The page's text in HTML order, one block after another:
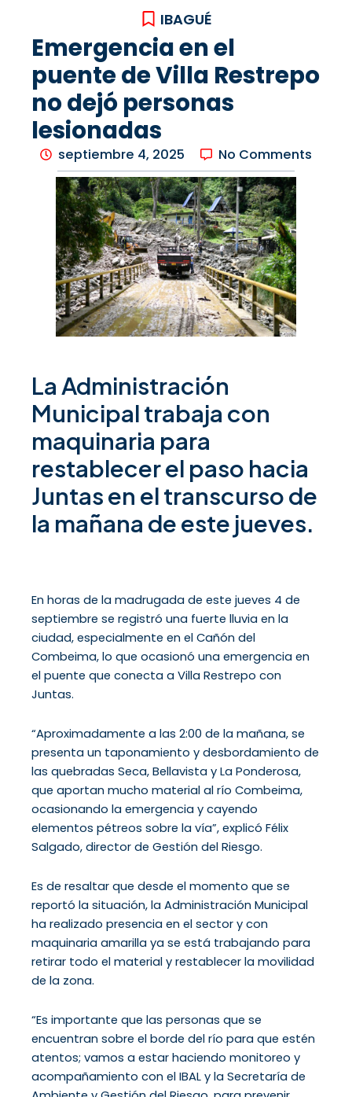
IBAGUÉ
Emergencia en el
puente de Villa Restrepo
no dejó personas
lesionadas
septiembre 4, 2025 No Comments
La Administración
Municipal trabaja con
maquinaria para
restablecer el paso hacia
Juntas en el transcurso de
la mañana de este jueves.
En horas de la madrugada de este jueves 4 de
septiembre se registró una fuerte lluvia en la
ciudad, especialmente en el Cañón del
Combeima, lo que ocasionó una emergencia en
el puente que conecta a Villa Restrepo con
Juntas.
“Aproximadamente a las 2:00 de la mañana, se
presenta un taponamiento y desbordamiento de
las quebradas Seca, Bellavista y La Ponderosa,
que aportan mucho material al río Combeima,
ocasionando la emergencia y cayendo
elementos pétreos sobre la vía”, explicó Félix
Salgado, director de Gestión del Riesgo.
Es de resaltar que desde el momento que se
reportó la situación, la Administración Municipal
ha realizado presencia en el sector y con
maquinaria amarilla ya se está trabajando para
retirar todo el material y restablecer la movilidad
de la zona.
“Es importante que las personas que se
encuentran sobre el borde del río para que estén
atentos; vamos a estar haciendo monitoreo y
acompañamiento con el IBAL y la Secretaría de